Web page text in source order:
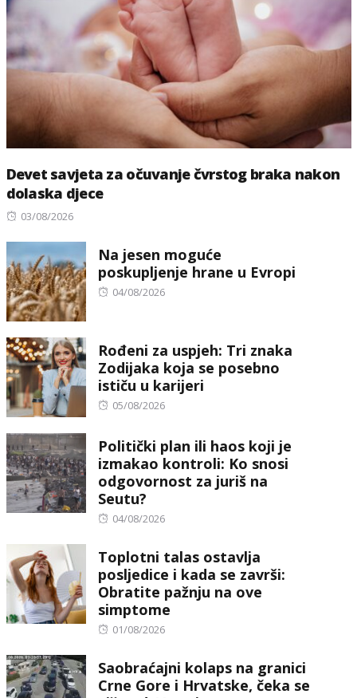
Devet savjeta za očuvanje čvrstog braka nakon
dolaska djece
Posted
03/08/2026
Na jesen moguće
poskupljenje hrane u Evropi
Posted
04/08/2026
Rođeni za uspjeh: Tri znaka
Zodijaka koja se posebno
ističu u karijeri
Posted
05/08/2026
Politički plan ili haos koji je
izmakao kontroli: Ko snosi
odgovornost za juriš na
Seutu?
Posted
04/08/2026
Toplotni talas ostavlja
posljedice i kada se završi:
Obratite pažnju na ove
simptome
Posted
01/08/2026
Saobraćajni kolaps na granici
Crne Gore i Hrvatske, čeka se